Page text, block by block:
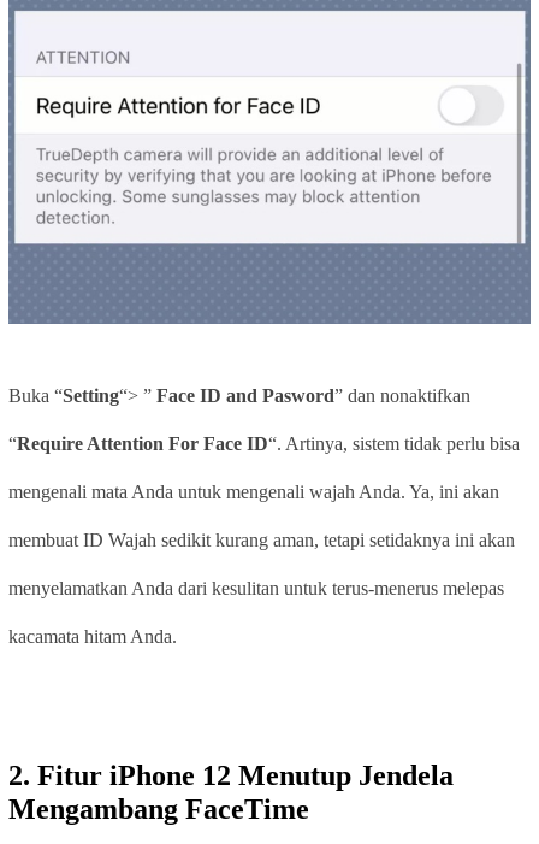
Buka “Setting“> ” Face ID and Pasword” dan nonaktifkan
“Require Attention For Face ID“. Artinya, sistem tidak perlu bisa
mengenali mata Anda untuk mengenali wajah Anda. Ya, ini akan
membuat ID Wajah sedikit kurang aman, tetapi setidaknya ini akan
menyelamatkan Anda dari kesulitan untuk terus-menerus melepas
kacamata hitam Anda.
2. Fitur iPhone 12 Menutup Jendela
Mengambang FaceTime